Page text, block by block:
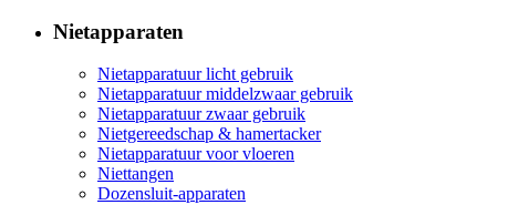
Nietapparaten
Nietapparatuur licht gebruik
Nietapparatuur middelzwaar gebruik
Nietapparatuur zwaar gebruik
Nietgereedschap & hamertacker
Nietapparatuur voor vloeren
Niettangen
Dozensluit-apparaten